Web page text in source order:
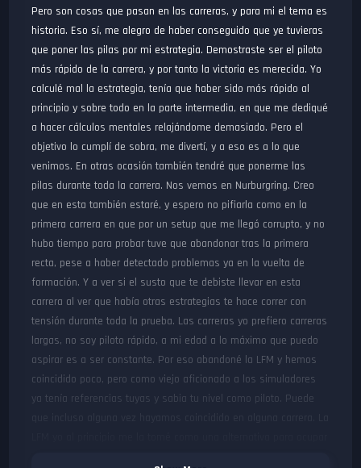
Pero son cosas que pasan en las carreras, y para mi el tema es
historia. Eso sí, me alegro de haber conseguido que ye tuvieras
que poner las pilas por mi estrategia. Demostraste ser el piloto
más rápido de la carrera, y por tanto la victoria es merecida. Yo
calculé mal la estrategia, tenía que haber sido más rápido al
principio y sobre todo en la parte intermedia, en que me dediqué
a hacer cálculos mentales relajándome demasiado. Pero el
objetivo lo cumplí de sobra, me divertí, y a eso es a lo que
venimos. En otras ocasión también tendré que ponerme las
pilas durante toda la carrera. Nos vemos en Nurburgring. Creo
que en esta también estaré, y espero no pifiarla como en la
primera carrera en que por un setup que me llegó corrupto, y no
hubo tiempo para probar tuve que abandonar tras la primera
recta, pese a haber detectado problemas ya en la vuelta de
formación. Y a ver si el susto que te debiste llevar en esta
carrera al ver que había otras estrategias te hace correr con
tensión durante toda la prueba. Las carreras yo prefiero carreras
largas, no soy piloto rápido, a mi edad a lo máximo que puedo
aspirar es a ser constante. Por eso abandoné la LFM y hemos
coincidido poco, pero como viejo aficionado a los simuladores
ya tenía referencias tuyas y sabia tu nivel como piloto. Puede